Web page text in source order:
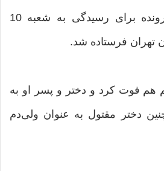
با تکمیل تحقیقات، پرونده برای رسیدگی به شعبه 10
تهران فرستاده شد.
هم فوت کرد و دختر و پسر او به
دختر مقتول به عنوان ولی‌دم